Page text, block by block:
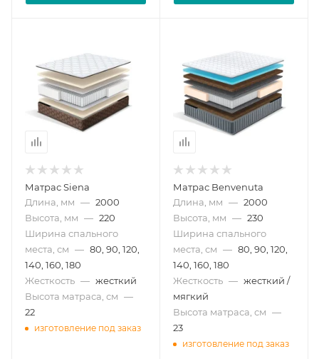
Матрас Siena
Длина, мм — 2000
Высота, мм — 220
Ширина спального
места, см — 80, 90, 120,
140, 160, 180
Жесткость — жесткий
Высота матраса, см —
22
изготовление под заказ
Матрас Benvenuta
Длина, мм — 2000
Высота, мм — 230
Ширина спального
места, см — 80, 90, 120,
140, 160, 180
Жесткость — жесткий /
мягкий
Высота матраса, см —
23
изготовление под заказ